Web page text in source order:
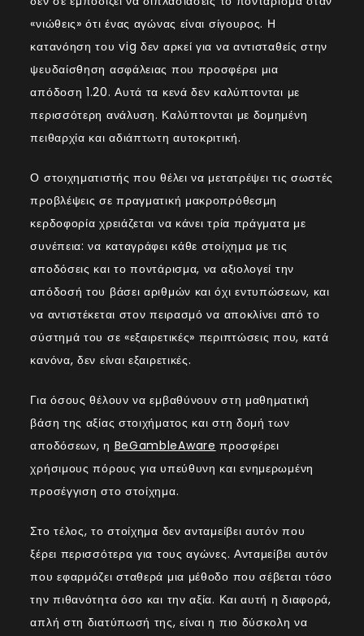
«νιώθεις» ότι ένας αγώνας είναι σίγουρος. Η
κατανόηση του vig δεν αρκεί για να αντισταθείς στην
ψευδαίσθηση ασφάλειας που προσφέρει μια
απόδοση 1.20. Αυτά τα κενά δεν καλύπτονται με
περισσότερη ανάλυση. Καλύπτονται με δομημένη
πειθαρχία και αδιάπτωτη αυτοκριτική.
Ο στοιχηματιστής που θέλει να μετατρέψει τις σωστές
προβλέψεις σε πραγματική μακροπρόθεσμη
κερδοφορία χρειάζεται να κάνει τρία πράγματα με
συνέπεια: να καταγράφει κάθε στοίχημα με τις
αποδόσεις και το ποντάρισμα, να αξιολογεί την
απόδοσή του βάσει αριθμών και όχι εντυπώσεων, και
να αντιστέκεται στον πειρασμό να αποκλίνει από το
σύστημά του σε «εξαιρετικές» περιπτώσεις που, κατά
κανόνα, δεν είναι εξαιρετικές.
Για όσους θέλουν να εμβαθύνουν στη μαθηματική
βάση της αξίας στοιχήματος και στη δομή των
αποδόσεων, η BeGambleAware προσφέρει
χρήσιμους πόρους για υπεύθυνη και ενημερωμένη
προσέγγιση στο στοίχημα.
Στο τέλος, το στοίχημα δεν ανταμείβει αυτόν που
ξέρει περισσότερα για τους αγώνες. Ανταμείβει αυτόν
που εφαρμόζει σταθερά μια μέθοδο που σέβεται τόσο
την πιθανότητα όσο και την αξία. Και αυτή η διαφορά,
απλή στη διατύπωσή της, είναι η πιο δύσκολη να